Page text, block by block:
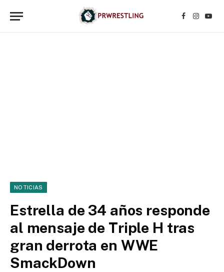
Facebook
NOTICIAS
Estrella de 34 años responde
al mensaje de Triple H tras
gran derrota en WWE
SmackDown